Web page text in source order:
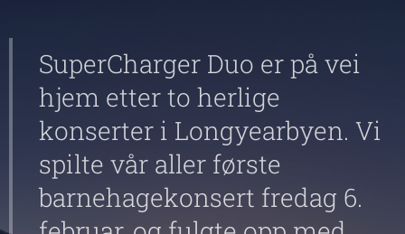
SuperCharger Duo er på vei
hjem etter to herlige
konserter i Longyearbyen. Vi
spilte vår aller første
barnehagekonsert fredag 6.